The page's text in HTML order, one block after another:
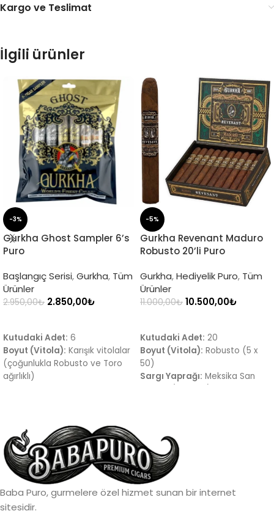
Kargo ve Teslimat
İlgili ürünler
-3%
Gurkha Ghost Sampler 6’s
Puro
Başlangıç Serisi,Gurkha, Tüm
Ürünler
2.950,00₺ 2.850,00₺
Kutudaki Adet: 6
Boyut (Vitola): Karışık vitolalar
(çoğunlukla Robusto ve Toro
ağırlıklı)
toprak, yoğun kahve, tatlı
baharat, deri ve hafif odunsu
alt tonlar
Menşei:Dominik Cumhuriyeti
(üretim) – çok uluslu tütün
harmanı
-5%
Gurkha Revenant Maduro
Robusto 20’li Puro
Gurkha,Hediyelik Puro, Tüm
Ürünler
11.000,00₺ 10.500,00₺
Kutudaki Adet: 20
Boyut (Vitola): Robusto (5 x
50)
Sargı Yaprağı: Meksika San
Menşei:Dominik Cumhuriyeti
(Nikaragua tütünleri içeren
karma dolgu)
Baba Puro, gurmelere özel hizmet sunan bir internet
sitesidir.